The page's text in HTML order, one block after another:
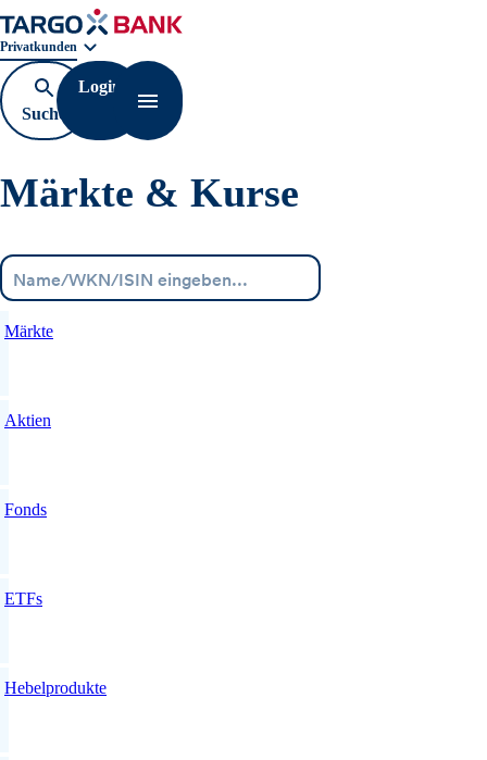
Geschäftsbereichnavigation. Aktuelle Auswahl:
Privatkunden
Suche
öffnen
Login
Navigation öffnen
Märkte & Kurse
Märkte
Aktien
Fonds
ETFs
Hebelprodukte